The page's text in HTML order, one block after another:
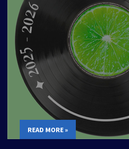
READ MORE »